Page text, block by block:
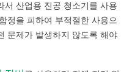
서 산업용 진공 청소기를 사용
정을 피하여 부적절한 사용으
문제가 발생하지 않도록 해야